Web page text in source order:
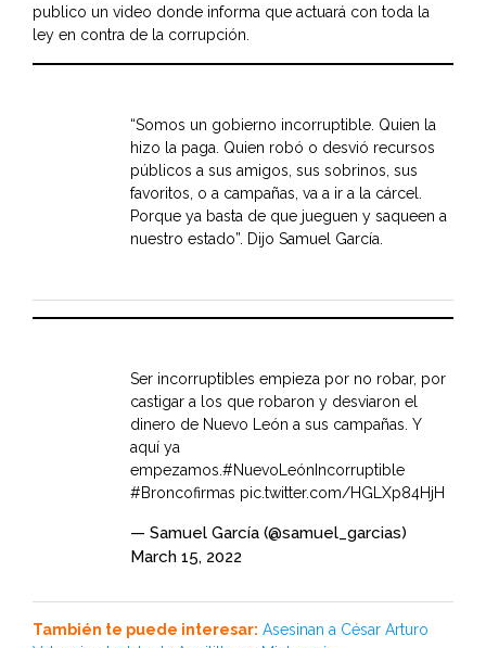
publico un video donde informa que actuará con toda la
ley en contra de la corrupción.
“Somos un gobierno incorruptible. Quien la
hizo la paga. Quien robó o desvió recursos
públicos a sus amigos, sus sobrinos, sus
favoritos, o a campañas, va a ir a la cárcel.
Porque ya basta de que jueguen y saqueen a
nuestro estado”. Dijo Samuel García.
Ser incorruptibles empieza por no robar, por
castigar a los que robaron y desviaron el
dinero de Nuevo León a sus campañas. Y
aquí ya
empezamos.#NuevoLeónIncorruptible
#Broncofirmas pic.twitter.com/HGLXp84HjH
— Samuel García (@samuel_garcias)
March 15, 2022
También te puede interesar: Asesinan a César Arturo